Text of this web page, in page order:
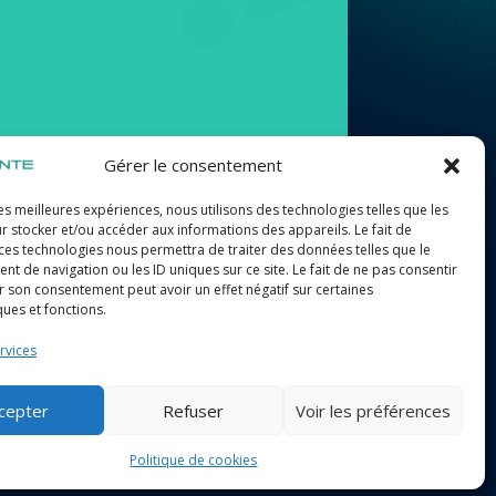
Gérer le consentement
meilleures expériences, nous utilisons des technologies telles que les
stocker et/ou accéder aux informations des appareils. Le fait de
technologies nous permettra de traiter des données telles que le
de navigation ou les ID uniques sur ce site. Le fait de ne pas consentir
son consentement peut avoir un effet négatif sur certaines
et fonctions.
Refuser Voir les préférences
Politique de cookies
Suivez-nous